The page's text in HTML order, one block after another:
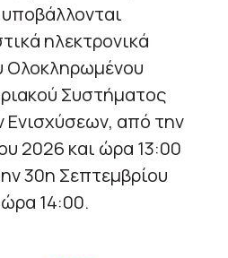
υποβάλλονται
ηλεκτρονικά
Ολοκληρωμένου
Συστήματος
Ενισχύσεων, από την
2026 και ώρα 13:00
30η Σεπτεμβρίου
14:00.